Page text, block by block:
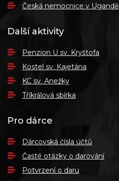
Česká nemocnice v Ugandě
Další aktivity
Penzion U sv. Kryštofa
Kostel sv. Kajetána
KC sv. Anežky
Tříkrálová sbírka
Pro dárce
Dárcovská čísla účtů
Časté otázky o darování
Potvrzení o daru